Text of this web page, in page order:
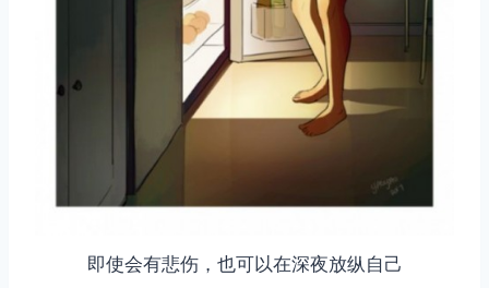
即使会有悲伤，也可以在深夜放纵自己
取消 搜索